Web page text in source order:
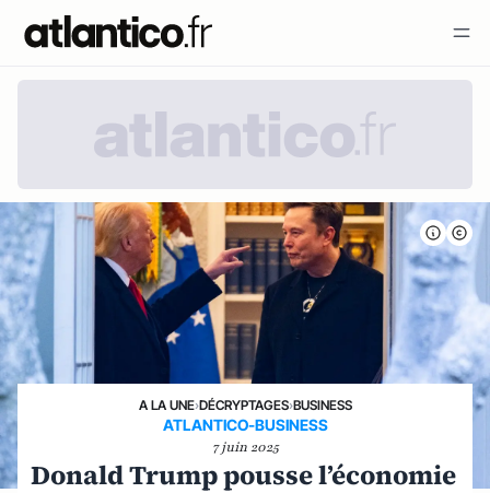
A LA UNE›DÉCRYPTAGES›BUSINESS
ATLANTICO-BUSINESS
7 juin 2025
Donald Trump pousse l’économie